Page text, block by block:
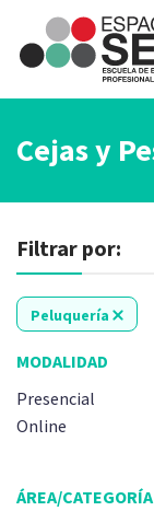
Espacio
SET
Cejas y
Filtrar por:
Peluquería
MODALIDAD
Presencial
Online
ÁREA/CATEGORÍA